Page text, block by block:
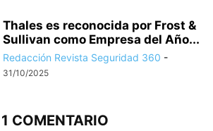
Thales es reconocida por Frost &
Sullivan como Empresa del Año...
Redacción Revista Seguridad 360 -
31/10/2025
1 COMENTARIO